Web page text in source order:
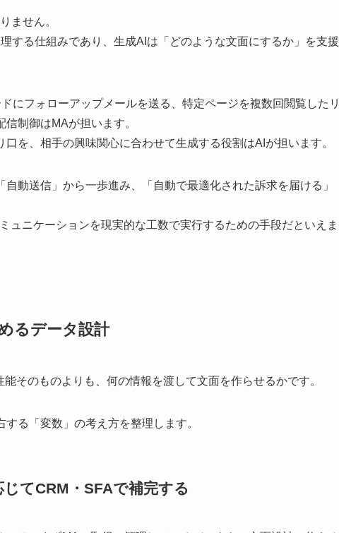
ません。
する仕組みであり、生成AIは「どのような文面にするか」を支援
にフォローアップメールを送る、特定ページを複数回閲覧したリ
制御はMAが担います。
を、相手の興味関心に合わせて生成する役割はAIが担います。
動送信」から一歩進み、「自動で最適化された訴求を届ける」
ュニケーションを現実的な工数で実行するための手段だといえま
るデータ設計
そのものよりも、何の情報を渡して文面を作らせるかです。
る「変数」の考え方を整理します。
てCRM・SFAで補完する